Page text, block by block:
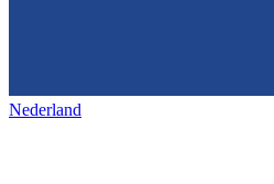
Nederland